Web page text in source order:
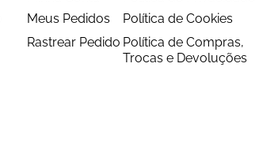
Meus Pedidos
Rastrear Pedido
Política de Cookies
Política de Compras,
Trocas e Devoluções